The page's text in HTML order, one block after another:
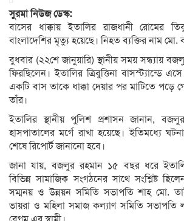
সুরমা নিউজ ডেস্ক:
বাসের ধাক্কায় ইতালির রাজধানী রোমের
বাংলাদেশির মৃত্যু হয়েছে। নিহত ব্যক্তির নাম
বুধবার (২২শে জানুয়ারি) স্থানীয় সময় সন্ধ্যায়
ফিরছিলেন। ইতালির ত্রিবুত্তিনা বাসস্ট্যান্ডে
একটি বাস তাকে ধাক্কা দেয়ার পর মাটিতে পড়ে
তাঁর।
ইতালির স্থানীয় পুলিশ প্রশাসন জানান,
হাসপাতালের মর্গে রাখা হয়েছে। ইতিমধ্যে
শেষে রিপোর্ট জানানো হবে।
জানা যায়, বজলুর রহমান ১৫ বছর ধরে
বিভিন্ন সামাজিক সংগঠনের সাথে সংশ্লিষ্ট
সম্মনয় ও উন্নয়ন সমিতি সভাপতি শাহ্ মো.
ভায়রা ও মহিলা সমাজ কল্যাণ সমিতি সভাপতি